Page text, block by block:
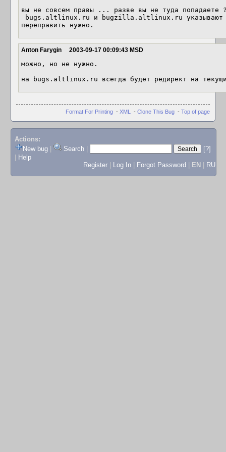
вы не совсем правы ... разве вы не туда попадаете
переправить нужно.
Anton Farygin 2003-09-17 00:09:43 MSD
можно, но не нужно.
Format For Printing - XML - Clone This Bug - Top of page
Actions:
New bug
Search
[?]
Help
Register
Log In Forgot Password EN RU